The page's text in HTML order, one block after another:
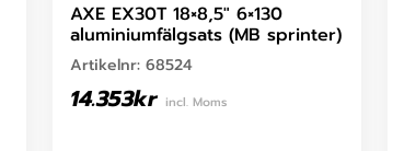
AXE EX30T 18×8,5″ 6×130
aluminiumfälgsats (MB sprinter)
Artikelnr: 68524
14.353kr incl. Moms